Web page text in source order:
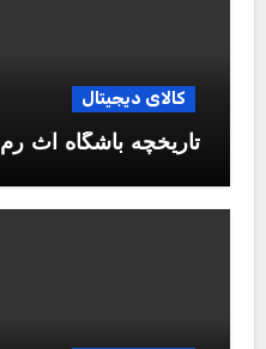
کالای دیجیتال
تاریخچه باشگاه آث رم